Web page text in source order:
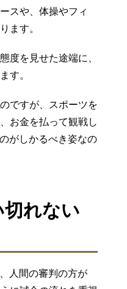
スや、体操やフィ
ます。
度を見せた途端に、
す。
ですが、スポーツを
お金を払って観戦し
がしかるべき姿なの
切れない
人間の審判の方が